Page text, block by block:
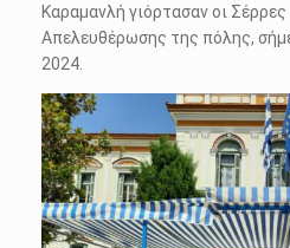
Καραμανλή γιόρτασαν οι
Απελευθέρωσης της πόλης,
2024.